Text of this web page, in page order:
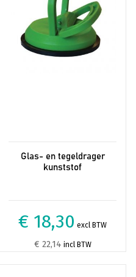
Glas- en tegeldrager
kunststof
€ 18,30 excl BTW
€ 22,14 incl BTW